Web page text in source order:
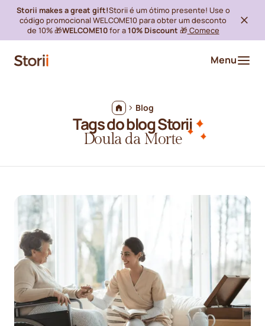
Storii makes a great gift!Storii é um ótimo presente! Use o
código promocional WELCOME10 para obter um desconto
de 10% 🎁WELCOME10for a10% Discount 🎁 Comece
Menu
Blog
Tags do blog Storii
Doula da Morte